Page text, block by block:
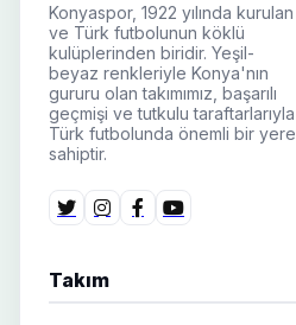
Konyaspor, 1922 yılında kurulan
ve Türk futbolunun köklü
kulüplerinden biridir. Yeşil-
beyaz renkleriyle Konya'nın
gururu olan takımımız, başarılı
geçmişi ve tutkulu taraftarlarıyla
Türk futbolunda önemli bir yere
sahiptir.
Takım